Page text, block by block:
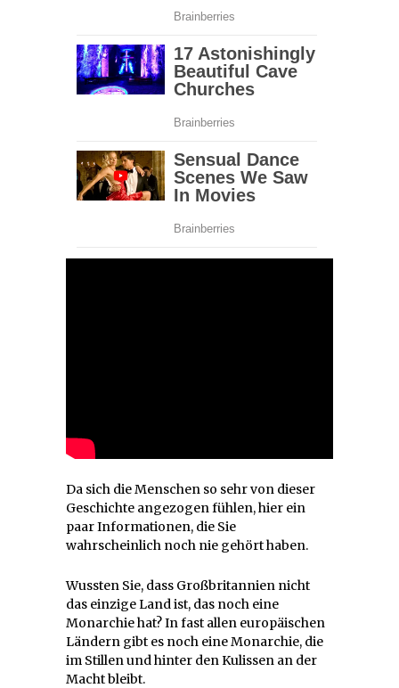
Da sich die Menschen so sehr von dieser
Geschichte angezogen fühlen, hier ein
paar Informationen, die Sie
wahrscheinlich noch nie gehört haben.
Wussten Sie, dass Großbritannien nicht
das einzige Land ist, das noch eine
Monarchie hat? In fast allen europäischen
Ländern gibt es noch eine Monarchie, die
im Stillen und hinter den Kulissen an der
Macht bleibt.